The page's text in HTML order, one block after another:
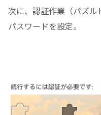
次に、認証作業（パズ
パスワードを設定。